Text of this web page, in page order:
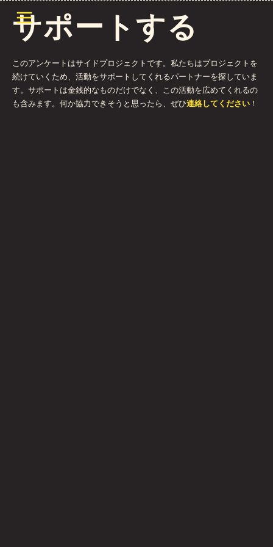
メニューを開く
サポートする
このアンケートはサイドプロジェクトです。私たちはプロジェクトを
続けていくため、活動をサポートしてくれるパートナーを探していま
す。サポートは金銭的なものだけでなく、この活動を広めてくれるの
も含みます。何か協力できそうと思ったら、ぜひ連絡してください ！